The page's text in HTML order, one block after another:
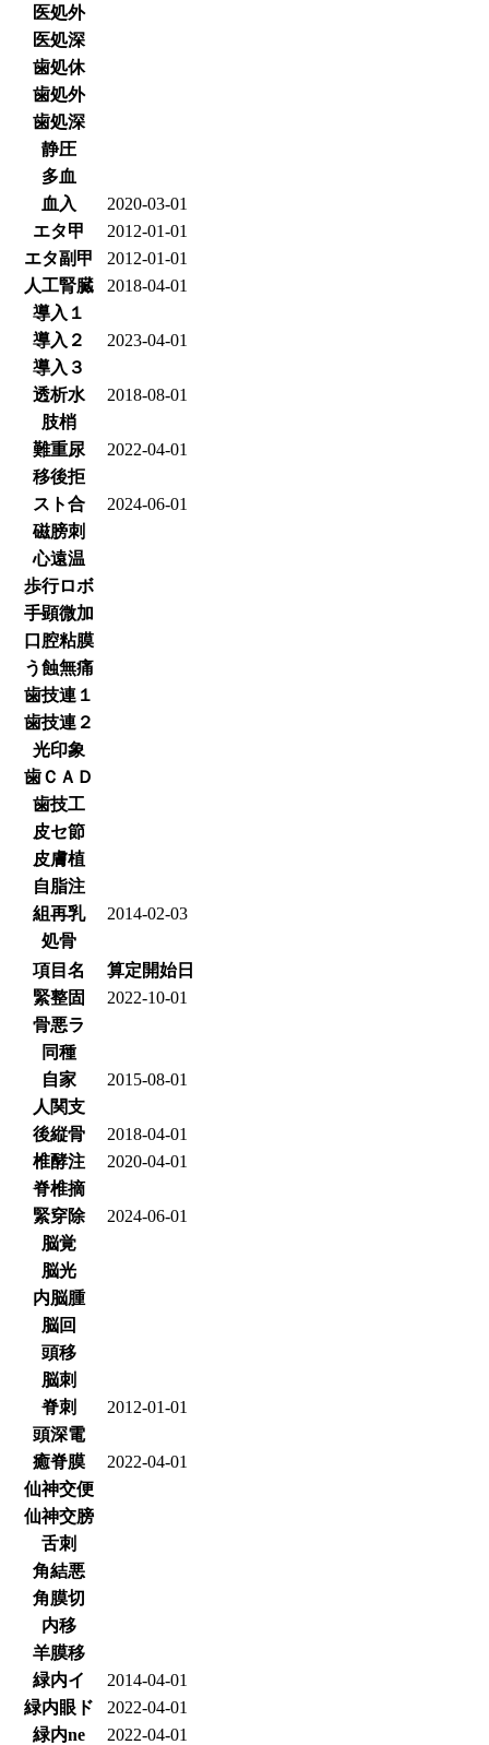
医処外
医処深
歯処休
歯処外
歯処深
静圧
多血
血入
2020-03-01
エタ甲
2012-01-01
エタ副甲
2012-01-01
人工腎臓
2018-04-01
導入１
導入２
2023-04-01
導入３
透析水
2018-08-01
肢梢
難重尿
2022-04-01
移後拒
スト合
2024-06-01
磁膀刺
心遠温
歩行ロボ
手顕微加
口腔粘膜
う蝕無痛
歯技連１
歯技連２
光印象
歯ＣＡＤ
歯技工
皮セ節
皮膚植
自脂注
組再乳
2014-02-03
処骨
項目名
算定開始日
緊整固
2022-10-01
骨悪ラ
同種
自家
2015-08-01
人関支
後縦骨
2018-04-01
椎酵注
2020-04-01
脊椎摘
緊穿除
2024-06-01
脳覚
脳光
内脳腫
脳回
頭移
脳刺
脊刺
2012-01-01
頭深電
癒脊膜
2022-04-01
仙神交便
仙神交膀
舌刺
角結悪
角膜切
内移
羊膜移
緑内イ
2014-04-01
緑内眼ド
2022-04-01
緑内ne
2022-04-01